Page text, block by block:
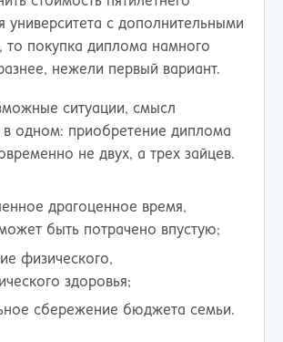
университета с дополнительными
то покупка диплома намного
нежели первый вариант.
ситуации, смысл
в одном: приобретение диплома
не двух, а трех зайцев.
драгоценное время,
быть потрачено впустую;
физического,
здоровья;
сбережение бюджета семьи.